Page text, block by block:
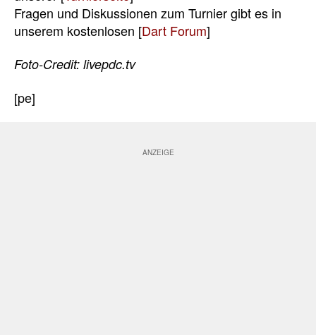
Fragen und Diskussionen zum Turnier gibt es in
unserem kostenlosen [Dart Forum]
Foto-Credit: livepdc.tv
[pe]